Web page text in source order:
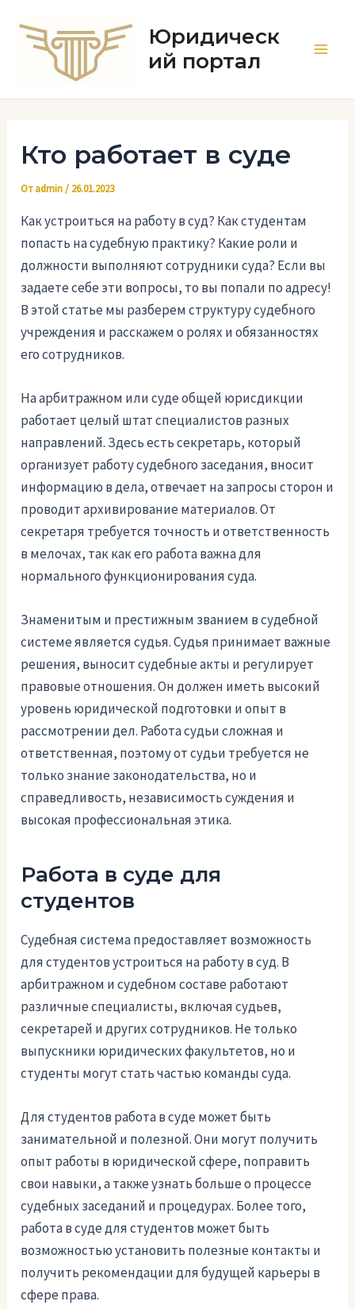
содержимому
Юридическ
ий портал
Кто работает в суде
Отadmin/ 26.01.2023
Как устроиться на работу в суд? Как студентам
попасть на судебную практику? Какие роли и
должности выполняют сотрудники суда? Если вы
задаете себе эти вопросы, то вы попали по адресу!
В этой статье мы разберем структуру судебного
учреждения и расскажем о ролях и обязанностях
его сотрудников.
На арбитражном или суде общей юрисдикции
работает целый штат специалистов разных
направлений. Здесь есть секретарь, который
организует работу судебного заседания, вносит
информацию в дела, отвечает на запросы сторон и
проводит архивирование материалов. От
секретаря требуется точность и ответственность
в мелочах, так как его работа важна для
нормального функционирования суда.
Знаменитым и престижным званием в судебной
системе является судья. Судья принимает важные
решения, выносит судебные акты и регулирует
правовые отношения. Он должен иметь высокий
уровень юридической подготовки и опыт в
рассмотрении дел. Работа судьи сложная и
ответственная, поэтому от судьи требуется не
только знание законодательства, но и
справедливость, независимость суждения и
высокая профессиональная этика.
Работа в суде для
студентов
Судебная система предоставляет возможность
для студентов устроиться на работу в суд. В
арбитражном и судебном составе работают
различные специалисты, включая судьев,
секретарей и других сотрудников. Не только
выпускники юридических факультетов, но и
студенты могут стать частью команды суда.
Для студентов работа в суде может быть
занимательной и полезной. Они могут получить
опыт работы в юридической сфере, поправить
свои навыки, а также узнать больше о процессе
судебных заседаний и процедурах. Более того,
работа в суде для студентов может быть
возможностью установить полезные контакты и
получить рекомендации для будущей карьеры в
сфере права.